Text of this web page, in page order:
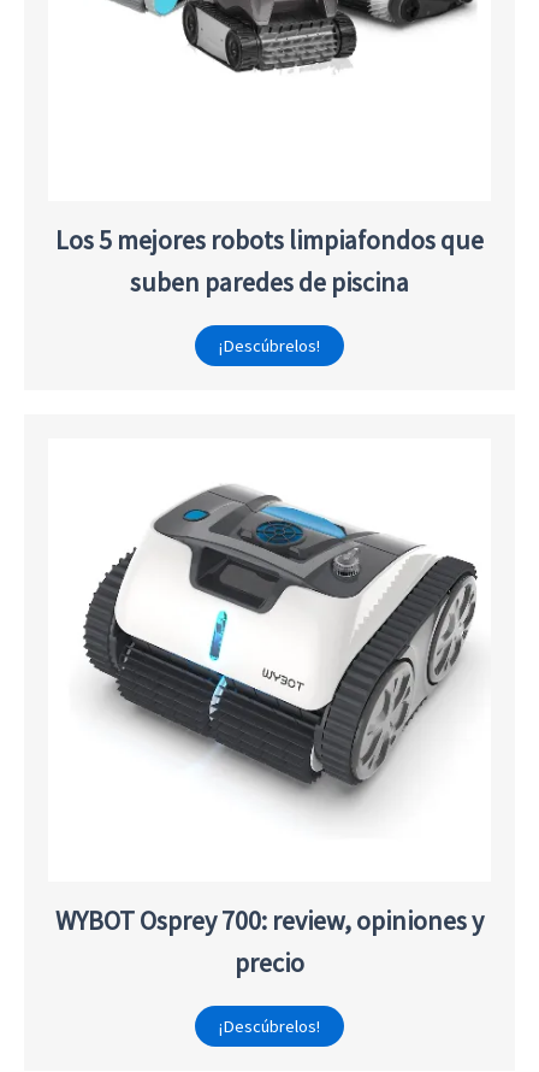
Los 5 mejores robots limpiafondos que
suben paredes de piscina
¡Descúbrelos!
WYBOT Osprey 700: review, opiniones y
precio
¡Descúbrelos!